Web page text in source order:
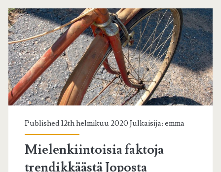
a
Espana
Published 12th helmikuu 2020 Julkaisija: emma
Mielenkiintoisia faktoja
trendikkäästä Joposta